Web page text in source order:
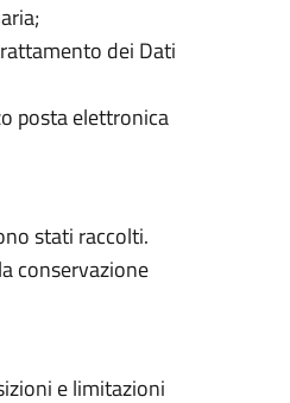
dei Dati
posta elettronica
stati raccolti.
conservazione
e limitazioni